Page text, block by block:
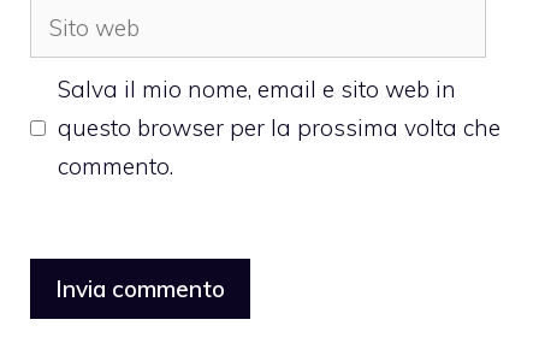
Sito
web
Salva il mio nome, email e sito web in
questo browser per la prossima volta che
commento.